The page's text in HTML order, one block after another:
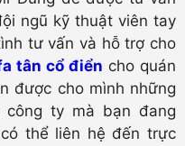
ngũ kỹ thuật viên tay
tư vấn và hỗ trợ cho
tân cổ điển cho quán
được cho mình những
công ty mà bạn đang
thể liên hệ đến trực